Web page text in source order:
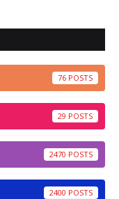
76
29
2470
2400